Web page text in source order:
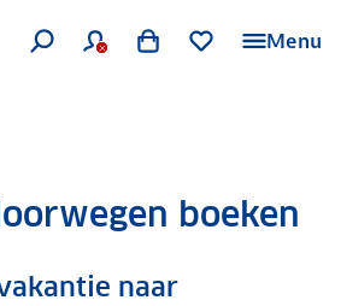
Menu
boeken
naar